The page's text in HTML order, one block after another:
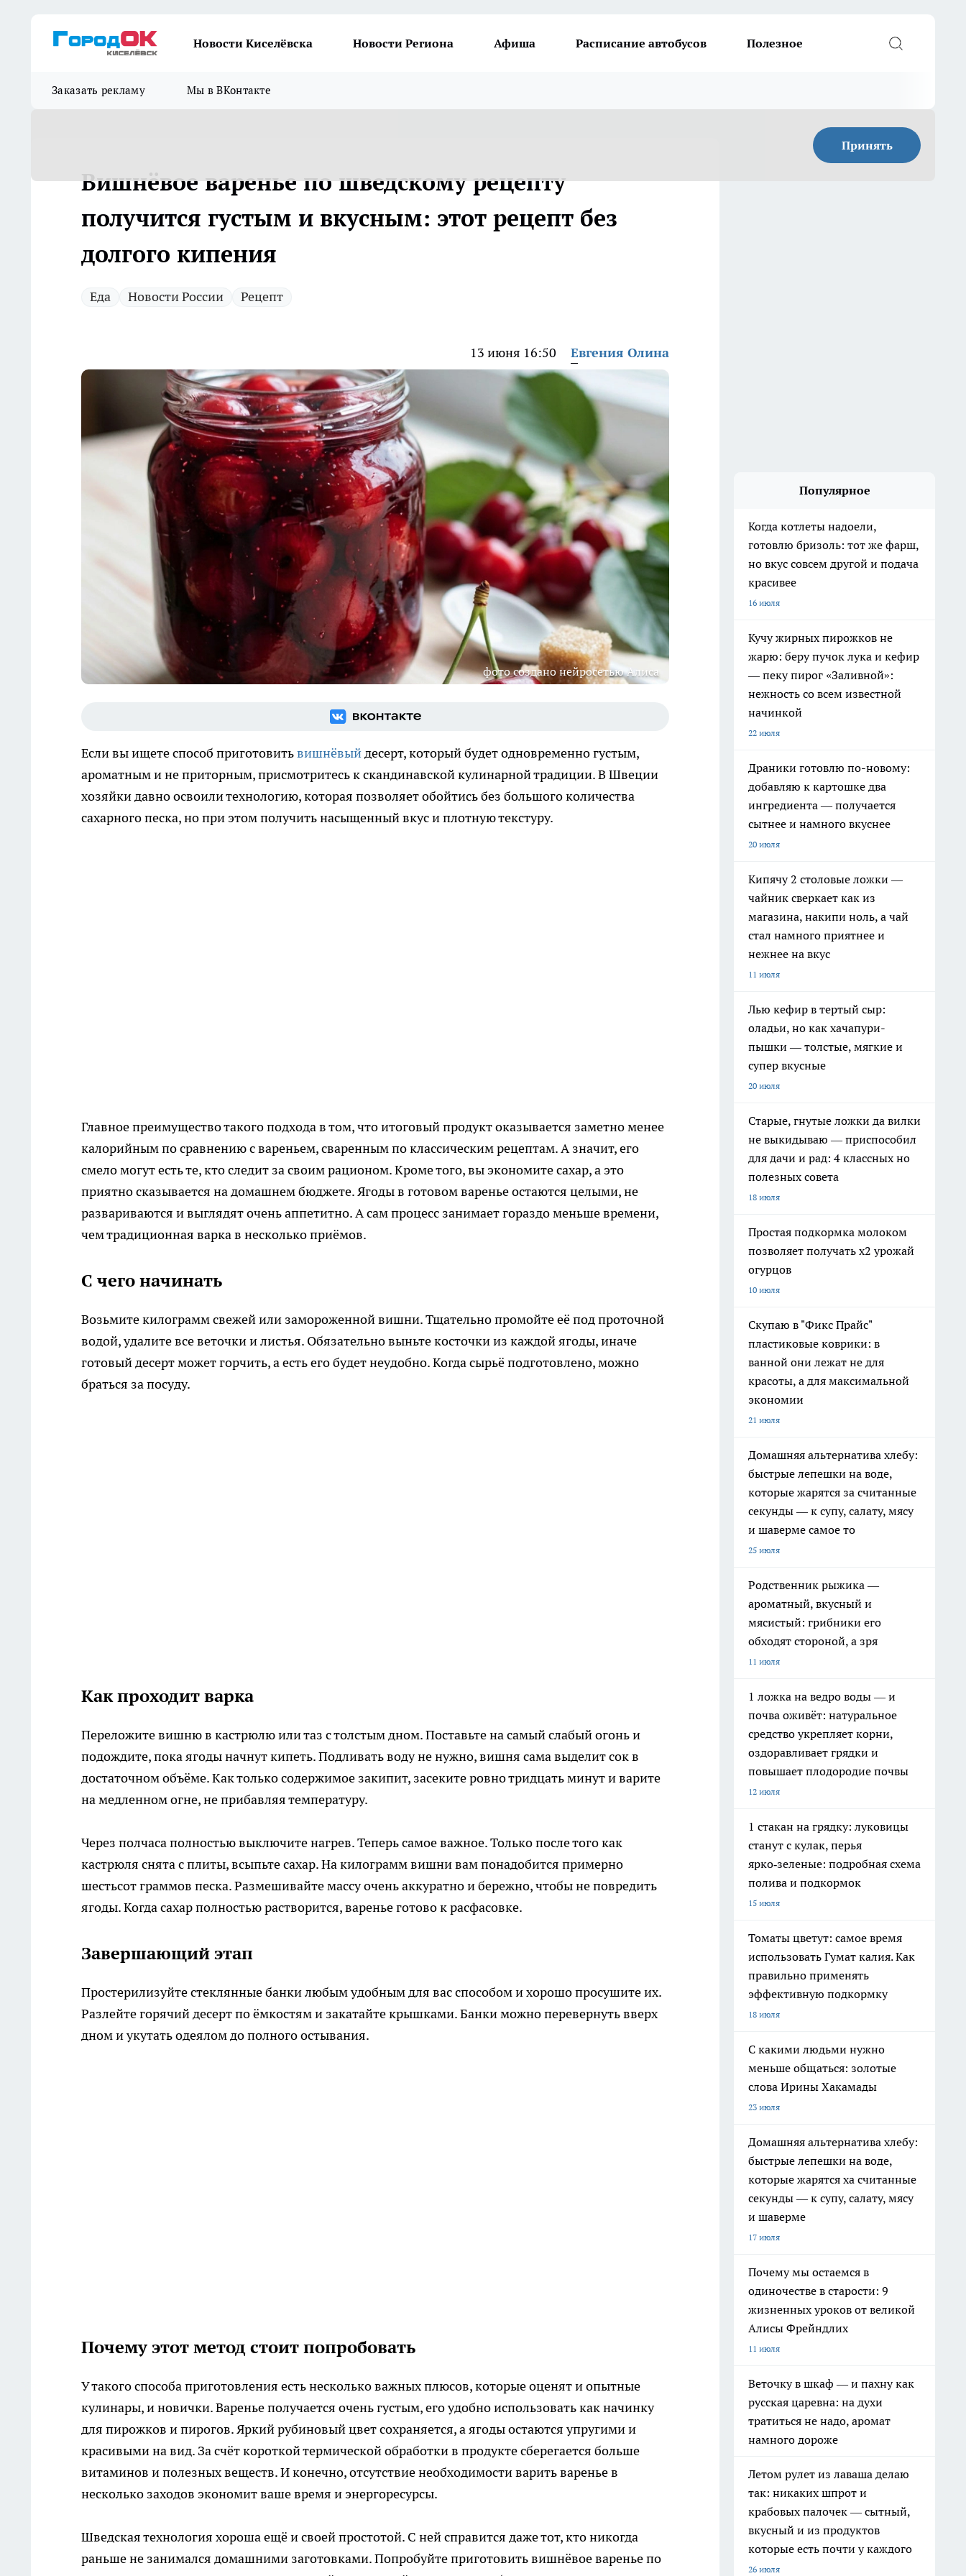
Новости Киселёвска Новости Региона Афиша Расписание автобусов Полезное
Заказать рекламу Мы в ВКонтакте
Принять
Вишнёвое варенье по шведскому рецепту
получится густым и вкусным: этот рецепт без
долгого кипения
Еда Новости России Рецепт
13 июня 16:50 Евгения Олина
фото создано нейросетью Алиса
Если вы ищете способ приготовитьвишнёвыйдесерт, который будет одновременно густым,
ароматным и не приторным, присмотритесь к скандинавской кулинарной традиции. В Швеции
хозяйки давно освоили технологию, которая позволяет обойтись без большого количества
сахарного песка, но при этом получить насыщенный вкус и плотную текстуру.
Главное преимущество такого подхода в том, что итоговый продукт оказывается заметно менее
калорийным по сравнению с вареньем, сваренным по классическим рецептам. А значит, его
смело могут есть те, кто следит за своим рационом. Кроме того, вы экономите сахар, а это
приятно сказывается на домашнем бюджете. Ягоды в готовом варенье остаются целыми, не
развариваются и выглядят очень аппетитно. А сам процесс занимает гораздо меньше времени,
чем традиционная варка в несколько приёмов.
С чего начинать
Возьмите килограмм свежей или замороженной вишни. Тщательно промойте её под проточной
водой, удалите все веточки и листья. Обязательно выньте косточки из каждой ягоды, иначе
готовый десерт может горчить, а есть его будет неудобно. Когда сырьё подготовлено, можно
браться за посуду.
Как проходит варка
Переложите вишню в кастрюлю или таз с толстым дном. Поставьте на самый слабый огонь и
подождите, пока ягоды начнут кипеть. Подливать воду не нужно, вишня сама выделит сок в
достаточном объёме. Как только содержимое закипит, засеките ровно тридцать минут и варите
на медленном огне, не прибавляя температуру.
Через полчаса полностью выключите нагрев. Теперь самое важное. Только после того как
кастрюля снята с плиты, всыпьте сахар. На килограмм вишни вам понадобится примерно
шестьсот граммов песка. Размешивайте массу очень аккуратно и бережно, чтобы не повредить
ягоды. Когда сахар полностью растворится, варенье готово к расфасовке.
Завершающий этап
Простерилизуйте стеклянные банки любым удобным для вас способом и хорошо просушите их.
Разлейте горячий десерт по ёмкостям и закатайте крышками. Банки можно перевернуть вверх
дном и укутать одеялом до полного остывания.
Почему этот метод стоит попробовать
У такого способа приготовления есть несколько важных плюсов, которые оценят и опытные
кулинары, и новички. Варенье получается очень густым, его удобно использовать как начинку
для пирожков и пирогов. Яркий рубиновый цвет сохраняется, а ягоды остаются упругими и
красивыми на вид. За счёт короткой термической обработки в продукте сберегается больше
витаминов и полезных веществ. И конечно, отсутствие необходимости варить варенье в
несколько заходов экономит ваше время и энергоресурсы.
Шведская технология хороша ещё и своей простотой. С ней справится даже тот, кто никогда
раньше не занимался домашними заготовками. Попробуйте приготовить вишнёвое варенье по
Популярное
Когда котлеты надоели,
готовлю бризоль: тот же фарш,
но вкус совсем другой и подача
красивее
16 июля
Кучу жирных пирожков не
жарю: беру пучок лука и кефир
— пеку пирог «Заливной»:
нежность со всем известной
начинкой
22 июля
Драники готовлю по-новому:
добавляю к картошке два
ингредиента — получается
сытнее и намного вкуснее
20 июля
Кипячу 2 столовые ложки —
чайник сверкает как из
магазина, накипи ноль, а чай
стал намного приятнее и
нежнее на вкус
11 июля
Лью кефир в тертый сыр:
оладьи, но как хачапури-
пышки — толстые, мягкие и
супер вкусные
20 июля
Старые, гнутые ложки да вилки
не выкидываю — приспособил
для дачи и рад: 4 классных но
полезных совета
18 июля
Простая подкормка молоком
позволяет получать х2 урожай
огурцов
10 июля
Скупаю в "Фикс Прайс"
пластиковые коврики: в
ванной они лежат не для
красоты, а для максимальной
экономии
21 июля
Домашняя альтернатива хлебу:
быстрые лепешки на воде,
которые жарятся за считанные
секунды — к супу, салату, мясу
и шаверме самое то
25 июля
Родственник рыжика —
ароматный, вкусный и
мясистый: грибники его
обходят стороной, а зря
11 июля
1 ложка на ведро воды — и
почва оживёт: натуральное
средство укрепляет корни,
оздоравливает грядки и
повышает плодородие почвы
12 июля
1 стакан на грядку: луковицы
станут с кулак, перья
ярко‑зеленые: подробная схема
полива и подкормок
15 июля
Томаты цветут: самое время
использовать Гумат калия. Как
правильно применять
эффективную подкормку
18 июля
С какими людьми нужно
меньше общаться: золотые
слова Ирины Хакамады
23 июля
Домашняя альтернатива хлебу:
быстрые лепешки на воде,
которые жарятся ха считанные
секунды — к супу, салату, мясу
и шаверме
17 июля
Почему мы остаемся в
одиночестве в старости: 9
жизненных уроков от великой
Алисы Фрейндлих
11 июля
Веточку в шкаф — и пахну как
русская царевна: на духи
тратиться не надо, аромат
намного дороже
Летом рулет из лаваша делаю
так: никаких шпрот и
крабовых палочек — сытный,
вкусный и из продуктов
которые есть почти у каждого
26 июля